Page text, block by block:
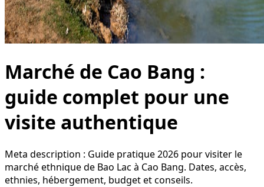
Marché de Cao Bang :
guide complet pour une
visite authentique
Meta description : Guide pratique 2026 pour visiter le
marché ethnique de Bao Lac à Cao Bang. Dates, accès,
ethnies, hébergement, budget et conseils.